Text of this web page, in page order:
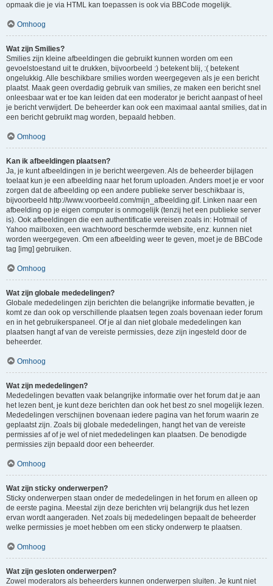
opmaak die je via HTML kan toepassen is ook via BBCode mogelijk.
Omhoog
Wat zijn Smilies?
Smilies zijn kleine afbeeldingen die gebruikt kunnen worden om een
gevoelstoestand uit te drukken, bijvoorbeeld :) betekent blij, :( betekent
ongelukkig. Alle beschikbare smilies worden weergegeven als je een bericht
plaatst. Maak geen overdadig gebruik van smilies, ze maken een bericht snel
onleesbaar wat er toe kan leiden dat een moderator je bericht aanpast of heel
je bericht verwijdert. De beheerder kan ook een maximaal aantal smilies, dat in
een bericht gebruikt mag worden, bepaald hebben.
Omhoog
Kan ik afbeeldingen plaatsen?
Ja, je kunt afbeeldingen in je bericht weergeven. Als de beheerder bijlagen
toelaat kun je een afbeelding naar het forum uploaden. Anders moet je er voor
zorgen dat de afbeelding op een andere publieke server beschikbaar is,
bijvoorbeeld http://www.voorbeeld.com/mijn_afbeelding.gif. Linken naar een
afbeelding op je eigen computer is onmogelijk (tenzij het een publieke server
is). Ook afbeeldingen die een authentificatie vereisen zoals in: Hotmail of
Yahoo mailboxen, een wachtwoord beschermde website, enz. kunnen niet
worden weergegeven. Om een afbeelding weer te geven, moet je de BBCode
tag [img] gebruiken.
Omhoog
Wat zijn globale mededelingen?
Globale mededelingen zijn berichten die belangrijke informatie bevatten, je
komt ze dan ook op verschillende plaatsen tegen zoals bovenaan ieder forum
en in het gebruikerspaneel. Of je al dan niet globale mededelingen kan
plaatsen hangt af van de vereiste permissies, deze zijn ingesteld door de
beheerder.
Omhoog
Wat zijn mededelingen?
Mededelingen bevatten vaak belangrijke informatie over het forum dat je aan
het lezen bent, je kunt deze berichten dan ook het best zo snel mogelijk lezen.
Mededelingen verschijnen bovenaan iedere pagina van het forum waarin ze
geplaatst zijn. Zoals bij globale mededelingen, hangt het van de vereiste
permissies af of je wel of niet mededelingen kan plaatsen. De benodigde
permissies zijn bepaald door een beheerder.
Omhoog
Wat zijn sticky onderwerpen?
Sticky onderwerpen staan onder de mededelingen in het forum en alleen op
de eerste pagina. Meestal zijn deze berichten vrij belangrijk dus het lezen
ervan wordt aangeraden. Net zoals bij mededelingen bepaalt de beheerder
welke permissies je moet hebben om een sticky onderwerp te plaatsen.
Omhoog
Wat zijn gesloten onderwerpen?
Zowel moderators als beheerders kunnen onderwerpen sluiten. Je kunt niet